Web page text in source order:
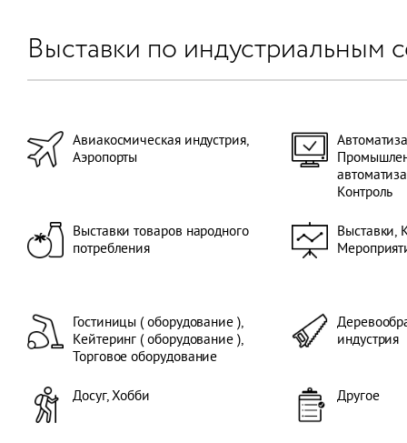
Выставки по индустриальным
Авиакосмическая индустрия,
Аэропорты
Контроль
Выставки товаров народного
потребления
Выставки,
Гостиницы ( оборудование ),
Кейтеринг ( оборудование ),
Торговое оборудование
индустрия
Досуг, Хобби Другое